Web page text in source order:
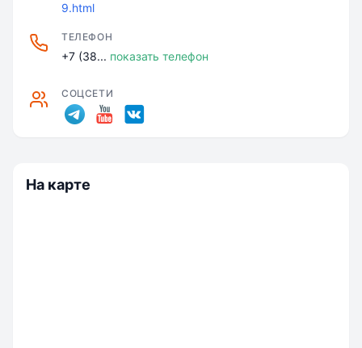
9.html
ТЕЛЕФОН
+7 (38... показать телефон
СОЦСЕТИ
На карте